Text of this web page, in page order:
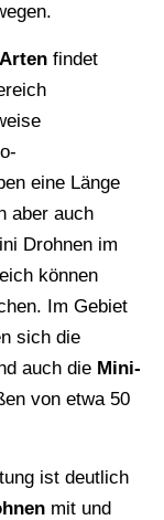
findet
eine Länge
aber auch
Drohnen im
können
Im Gebiet
sich die
auch die Mini-
von etwa 50
ist deutlich
mit und